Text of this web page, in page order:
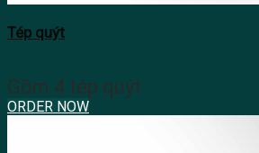
Tép quýt
Gồm 4 tép quýt
ORDER NOW